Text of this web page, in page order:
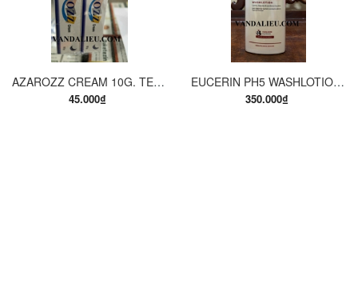
AZAROZZ CREAM 10G. TERBINAFINE 1%. THUỐC TRỊ NẤM DA CHÂN, NẤM DA ĐÙI, NẤM DA THÂN, LANG BEN...
45.000₫
EUCERIN PH5 WASHLOTION 400ML. SỮA TẮM DẠNG GEL CHO DA NHẠY CẢM.
350.000₫